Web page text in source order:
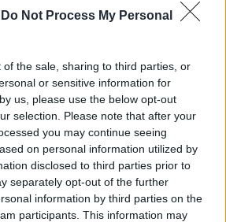
Do Not Process My Personal
of the sale, sharing to third parties, or
or sensitive information for
us, please use the below opt-out
selection. Please note that after your
you may continue seeing
on personal information utilized by
disclosed to third parties prior to
separately opt-out of the further
information by third parties on the
participants. This information may
a leggere dopo la pubblicità
cotti, magari mescolati con
e farro sono quindi l’ideale
Ma anche la realizzazione
ragù alla bolognese al pesto
condire poi la pasta cotta al
sbizzarrirvi bollendo vari tipi